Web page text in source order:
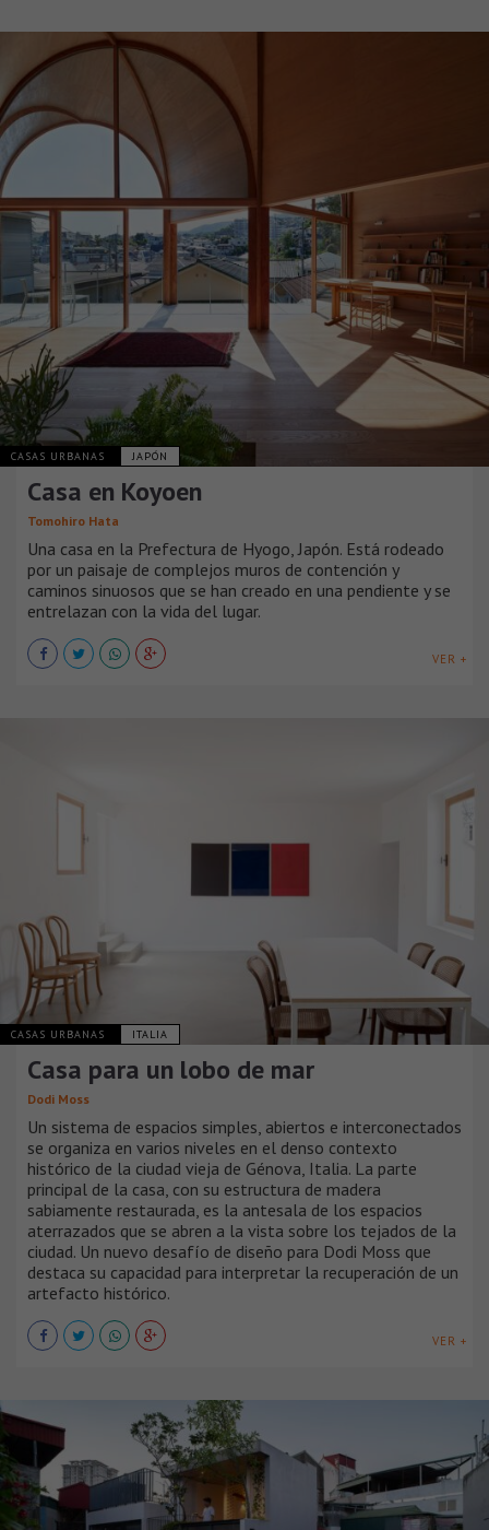
CASAS URBANAS JAPÓN
Casa en Koyoen
Tomohiro Hata
Una casa en la Prefectura de Hyogo, Japón. Está rodeado
por un paisaje de complejos muros de contención y
caminos sinuosos que se han creado en una pendiente y se
entrelazan con la vida del lugar.
VER +
CASAS URBANAS ITALIA
Casa para un lobo de mar
Dodi Moss
Un sistema de espacios simples, abiertos e interconectados
se organiza en varios niveles en el denso contexto
histórico de la ciudad vieja de Génova, Italia. La parte
principal de la casa, con su estructura de madera
sabiamente restaurada, es la antesala de los espacios
aterrazados que se abren a la vista sobre los tejados de la
ciudad. Un nuevo desafío de diseño para Dodi Moss que
destaca su capacidad para interpretar la recuperación de un
artefacto histórico.
VER +